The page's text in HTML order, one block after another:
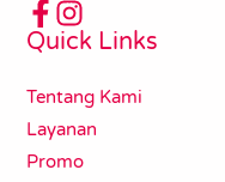
Quick Links
Tentang Kami
Layanan
Promo